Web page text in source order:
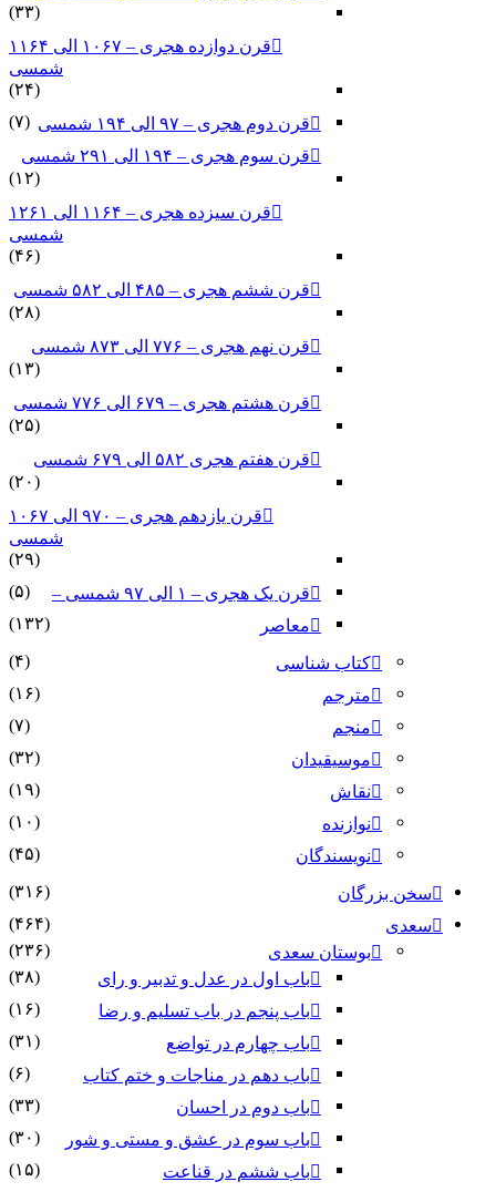
(۳۳)
قرن دوازده هجری – ۱۰۶۷ الی ۱۱۶۴
شمسی
(۲۴)
قرن دوم هجری – ۹۷ الی ۱۹۴ شمسی
(۷)
قرن سوم هجری – ۱۹۴ الی ۲۹۱ شمسی
(۱۲)
قرن سیزده هجری – ۱۱۶۴ الی ۱۲۶۱
شمسی
(۴۶)
قرن ششم هجری – ۴۸۵ الی ۵۸۲ شمسی
(۲۸)
قرن نهم هجری – ۷۷۶ الی ۸۷۳ شمسی
(۱۳)
قرن هشتم هجری – ۶۷۹ الی ۷۷۶ شمسی
(۲۵)
قرن هفتم هجری ۵۸۲ الی ۶۷۹ شمسی
(۲۰)
قرن یازدهم هجری – ۹۷۰ الی ۱۰۶۷
شمسی
(۲۹)
قرن یک هجری – ۱ الی ۹۷ شمسی –
(۵)
معاصر
(۱۳۲)
کتاب شناسی
(۴)
مترجم
(۱۶)
منجم
(۷)
موسیقیدان
(۳۲)
نقاش
(۱۹)
نوازنده
(۱۰)
نویسندگان
(۴۵)
سخن بزرگان
(۳۱۶)
سعدی
(۴۶۴)
بوستان سعدی
(۲۳۶)
باب اول در عدل و تدبیر و رای
(۳۸)
باب پنجم در باب تسلیم و رضا
(۱۶)
باب چهارم در تواضع
(۳۱)
باب دهم در مناجات و ختم کتاب
(۶)
باب دوم در احسان
(۳۳)
باب سوم در عشق و مستی و شور
(۳۰)
باب ششم در قناعت
(۱۵)